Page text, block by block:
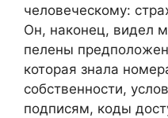
человеческому:
Он, наконец, видел
пелены
которая знала
собственности,
подписям, коды